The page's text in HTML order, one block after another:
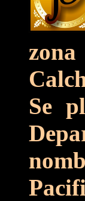
Se